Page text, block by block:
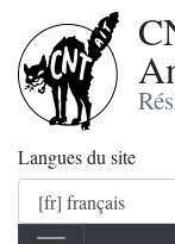
Langues du site